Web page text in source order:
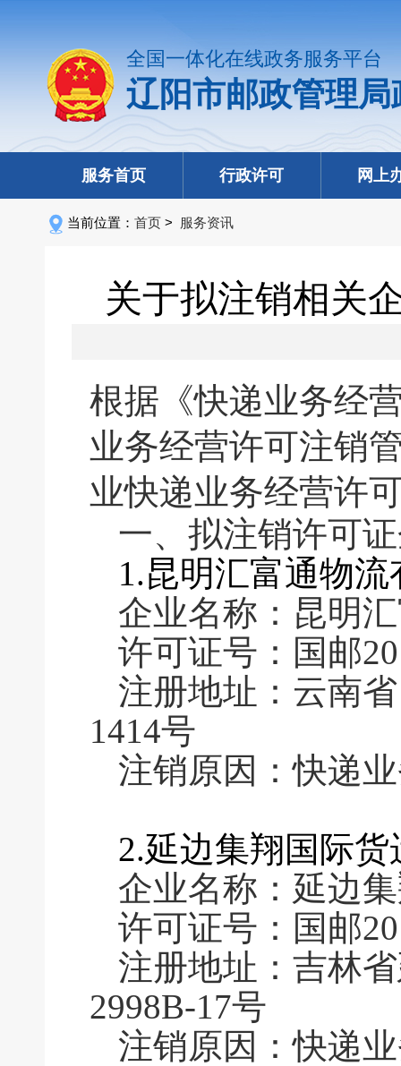
全国一体化在线政务服务平台
辽阳市邮政管理
服务首页 行政许可 网上
当前位置： 首页 > 服务资讯
关于拟注销相关
根据《快递业务经
业务经营许可注销
业快递业务经营许
一、拟注销许可
1.昆明汇富通物
企业名称：昆明
许可证号：国邮
注册地址：云南
1414号
注销原因：快递
2.延边集翔国际
企业名称：延边
许可证号：国邮
注册地址：吉林
2998B-17号
注销原因：快递